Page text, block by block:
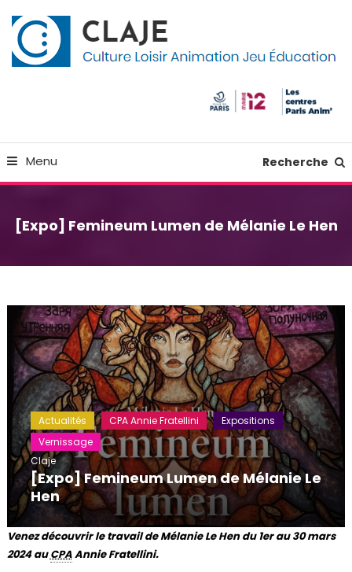
To
Content
Menu Recherche
[Expo] Femineum Lumen de Mélanie Le Hen
Actualités CPA Annie Fratellini
Expositions
Vernissage
Claje
[Expo] Femineum Lumen de Mélanie Le
Hen
Venez découvrir le travail de Mélanie Le Hen du 1er au 30 mars
2024 auCPAAnnie Fratellini.